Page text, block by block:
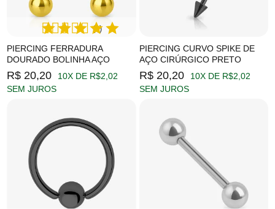
PIERCING FERRADURA
DOURADO BOLINHA AÇO
(1)
R$ 20,20
10X DE R$2,02
SEM JUROS
PIERCING CURVO SPIKE DE
AÇO CIRÚRGICO PRETO
R$ 20,20
10X DE R$2,02
SEM JUROS